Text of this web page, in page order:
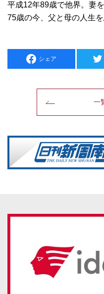
平成12年89歳で他界。妻
75歳の今、父と母の人生を
シェア
一